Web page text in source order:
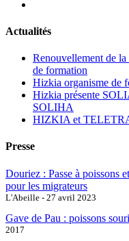
Actualités
Renouvellement de
de formation
Hizkia organisme de
Hizkia présente
SOLIHA
HIZKIA et
Presse
Douriez : Passe à poissons
pour les migrateurs
L'Abeille - 27 avril 2023
Gave de Pau : poissons
2017